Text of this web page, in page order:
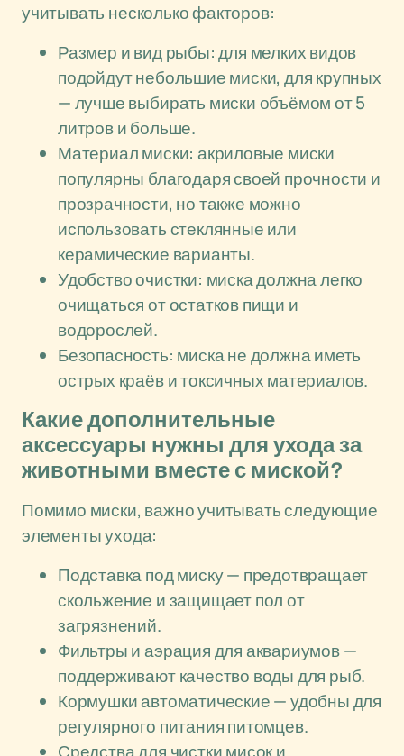
учитывать несколько факторов:
Размер и вид рыбы: для мелких видов
подойдут небольшие миски, для крупных
— лучше выбирать миски объёмом от 5
литров и больше.
Материал миски: акриловые миски
популярны благодаря своей прочности и
прозрачности, но также можно
использовать стеклянные или
керамические варианты.
Удобство очистки: миска должна легко
очищаться от остатков пищи и
водорослей.
Безопасность: миска не должна иметь
острых краёв и токсичных материалов.
Какие дополнительные
аксессуары нужны для ухода за
животными вместе с миской?
Помимо миски, важно учитывать следующие
элементы ухода:
Подставка под миску — предотвращает
скольжение и защищает пол от
загрязнений.
Фильтры и аэрация для аквариумов —
поддерживают качество воды для рыб.
Кормушки автоматические — удобны для
регулярного питания питомцев.